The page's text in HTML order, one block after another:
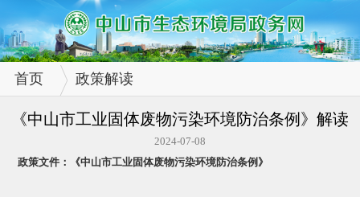
首页 政策解读
《中山市工业固体废物污染环境防治条例》解读
2024-07-08
政策文件：《中山市工业固体废物污染环境防治条例》